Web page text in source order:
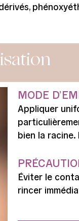
MODE
Appliquer
bien la racine.
Éviter le
rincer